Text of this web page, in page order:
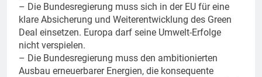
– Die Bundesregierung muss sich in der EU für eine
klare Absicherung und Weiterentwicklung des Green
Deal einsetzen. Europa darf seine Umwelt-Erfolge
nicht verspielen.
– Die Bundesregierung muss den ambitionierten
Ausbau erneuerbarer Energien, die konsequente